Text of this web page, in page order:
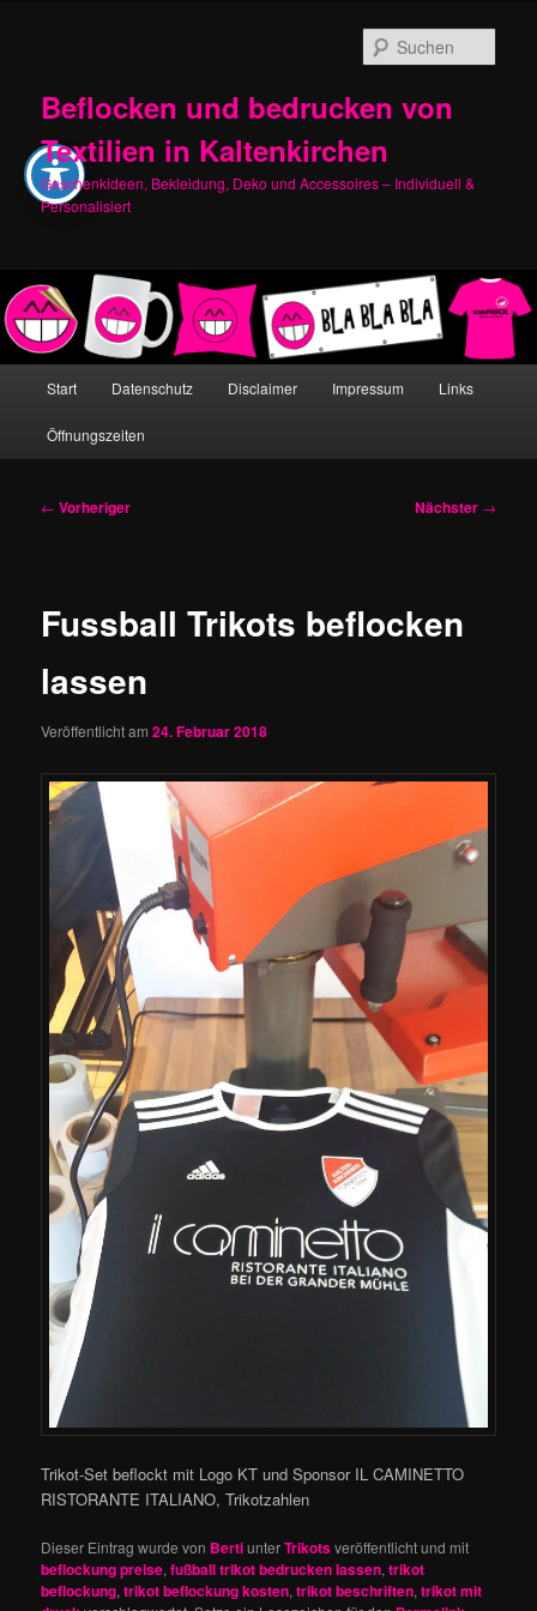
Beflocken und bedrucken von
Textilien in Kaltenkirchen
Geschenkideen, Bekleidung, Deko und Accessoires – Individuell &
Personalisiert
Start Datenschutz Disclaimer Impressum Links
Öffnungszeiten
Beitragsnavigation
← Vorheriger Nächster →
Fussball Trikots beflocken
lassen
Veröffentlicht am24. Februar 2018
Trikot-Set beflockt mit Logo KT und Sponsor IL CAMINETTO
RISTORANTE ITALIANO, Trikotzahlen
Dieser Eintrag wurde von BertiunterTrikotsveröffentlicht und mit
beflockung preise,fußball trikot bedrucken lassen,trikot
beflockung,trikot beflockung kosten,trikot beschriften,trikot mit